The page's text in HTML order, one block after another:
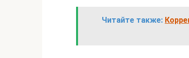
Читайте также: